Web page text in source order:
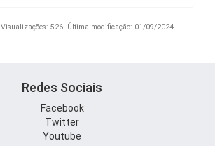
Visualizações: 526. Última modificação: 01/09/2024
Redes Sociais
Facebook
Twitter
Youtube